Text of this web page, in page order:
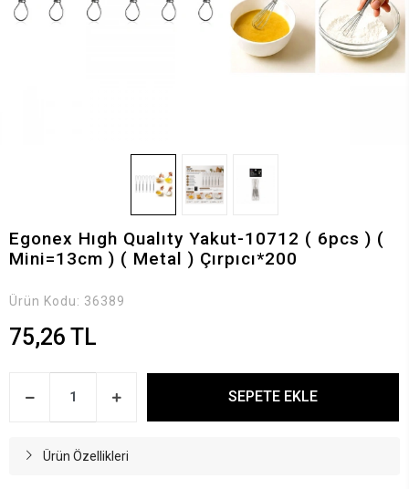
Egonex Hıgh Qualıty Yakut-10712 ( 6pcs ) (
Mini=13cm ) ( Metal ) Çırpıcı*200
Ürün Kodu: 36389
75,26 TL
SEPETE EKLE
Ürün Özellikleri